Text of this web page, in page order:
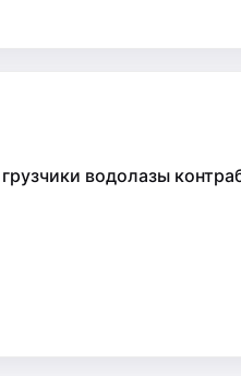
водолазы